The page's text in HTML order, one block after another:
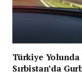
Türkiye
Sırbistan’da